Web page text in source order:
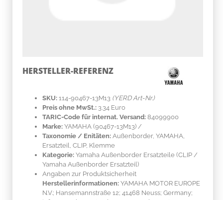
HERSTELLER-REFERENZ
SKU: 114-90467-13M13 (YERD Art-Nr.)
Preis ohne MwSt.: 3.34 Euro
TARIC-Code für internat. Versand: 84099900
Marke: YAMAHA (90467-13M13) /
Taxonomie / Enitäten: Außenborder, YAMAHA,
Ersatzteil, CLIP, Klemme
Kategorie: Yamaha Außenborder Ersatzteile (CLIP /
Yamaha Außenborder Ersatzteil)
Angaben zur Produktsicherheit
Herstellerinformationen: YAMAHA MOTOR EUROPE
N.V.; Hansemannstraße 12; 41468 Neuss; Germany;